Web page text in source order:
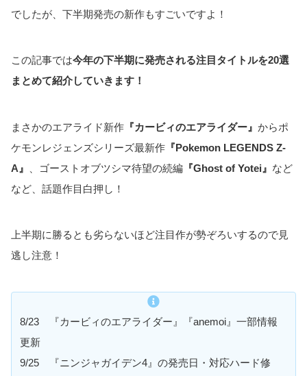
でしたが、下半期発売の新作もすごいですよ！
この記事では今年の下半期に発売される注目タイトルを20選
まとめて紹介していきます！
まさかのエアライド新作 『カービィのエアライダー』 からポ
ケモンレジェンズシリーズ最新作 『Pokemon LEGENDS Z-
A』
、ゴーストオブツシマ待望の続編 『Ghost of Yotei』 など
など、話題作目白押し！
上半期に勝るとも劣らないほど注目作が勢ぞろいするので見
逃し注意！
8/23 『カービィのエアライダー』『anemoi』一部情報
更新
9/25 『ニンジャガイデン4』の発売日・対応ハード修